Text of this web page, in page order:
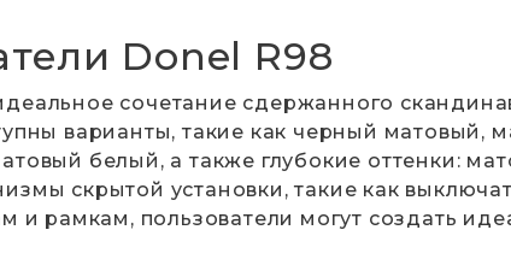
Donel R98
сочетание сдержанного
варианты, такие как черный матовый,
белый, а также глубокие оттенки:
скрытой установки, такие как
и рамкам, пользователи могут создать